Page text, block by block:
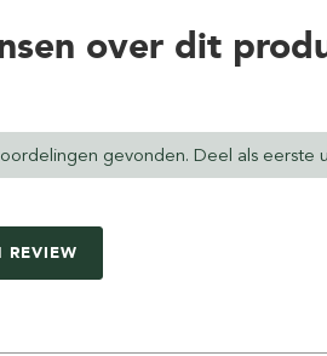
over dit
gevonden. Deel als eerste
REVIEW